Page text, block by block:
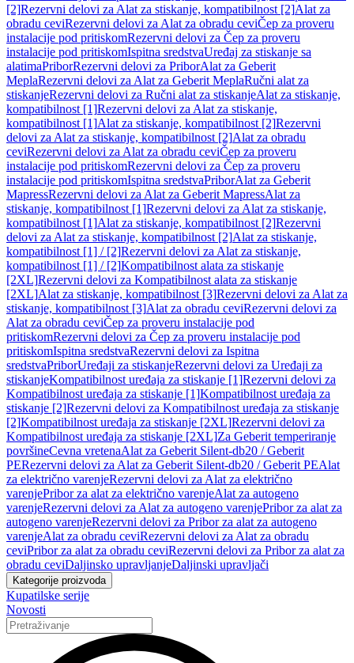
[2]Rezervni delovi za Alat za stiskanje, kompatibilnost [2]Alat za
obradu ceviRezervni delovi za Alat za obradu ceviČep za proveru
instalacije pod pritiskomRezervni delovi za Čep za proveru
instalacije pod pritiskomIspitna sredstvaUređaj za stiskanje sa
alatimaPriborRezervni delovi za PriborAlat za Geberit
MeplaRezervni delovi za Alat za Geberit MeplaRučni alat za
stiskanjeRezervni delovi za Ručni alat za stiskanjeAlat za stiskanje,
kompatibilnost [1]Rezervni delovi za Alat za stiskanje,
kompatibilnost [1]Alat za stiskanje, kompatibilnost [2]Rezervni
delovi za Alat za stiskanje, kompatibilnost [2]Alat za obradu
ceviRezervni delovi za Alat za obradu ceviČep za proveru
instalacije pod pritiskomRezervni delovi za Čep za proveru
instalacije pod pritiskomIspitna sredstvaPriborAlat za Geberit
MapressRezervni delovi za Alat za Geberit MapressAlat za
stiskanje, kompatibilnost [1]Rezervni delovi za Alat za stiskanje,
kompatibilnost [1]Alat za stiskanje, kompatibilnost [2]Rezervni
delovi za Alat za stiskanje, kompatibilnost [2]Alat za stiskanje,
kompatibilnost [1] / [2]Rezervni delovi za Alat za stiskanje,
kompatibilnost [1] / [2]Kompatibilnost alata za stiskanje
[2XL]Rezervni delovi za Kompatibilnost alata za stiskanje
[2XL]Alat za stiskanje, kompatibilnost [3]Rezervni delovi za Alat za
stiskanje, kompatibilnost [3]Alat za obradu ceviRezervni delovi za
Alat za obradu ceviČep za proveru instalacije pod
pritiskomRezervni delovi za Čep za proveru instalacije pod
pritiskomIspitna sredstvaRezervni delovi za Ispitna
sredstvaPriborUređaji za stiskanjeRezervni delovi za Uređaji za
stiskanjeKompatibilnost uređaja za stiskanje [1]Rezervni delovi za
Kompatibilnost uređaja za stiskanje [1]Kompatibilnost uređaja za
stiskanje [2]Rezervni delovi za Kompatibilnost uređaja za stiskanje
[2]Kompatibilnost uređaja za stiskanje [2XL]Rezervni delovi za
Kompatibilnost uređaja za stiskanje [2XL]Za Geberit temperiranje
površineCevna vretenaAlat za Geberit Silent-db20 / Geberit
PERezervni delovi za Alat za Geberit Silent-db20 / Geberit PEAlat
za električno varenjeRezervni delovi za Alat za električno
varenjePribor za alat za električno varenjeAlat za autogeno
varenjeRezervni delovi za Alat za autogeno varenjePribor za alat za
autogeno varenjeRezervni delovi za Pribor za alat za autogeno
varenjeAlat za obradu ceviRezervni delovi za Alat za obradu
ceviPribor za alat za obradu ceviRezervni delovi za Pribor za alat za
obradu ceviDaljinsko upravljanjeDaljinski upravljači
Kategorije proizvoda
Kupatilske serije
Novosti